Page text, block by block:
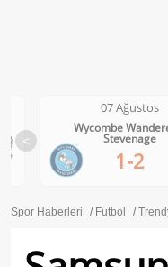
<
07 Ağustos
Wycombe
Stevenage
1-2
Spor Haberleri Futbol